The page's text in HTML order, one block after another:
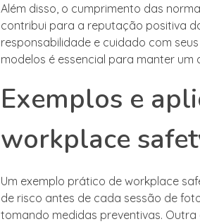
Além disso, o cumprimento das
contribui para a reputação positiva
responsabilidade e cuidado com
modelos é essencial para manter
Exemplos e
workplace
Um exemplo prático de workplace
de risco antes de cada sessão de
tomando medidas preventivas.